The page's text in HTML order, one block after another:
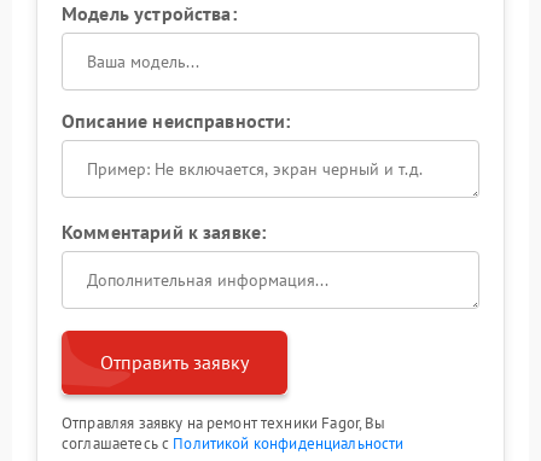
Модель устройства:
Описание неисправности:
Комментарий к заявке:
Отправить заявку
Отправляя заявку на ремонт техники Fagor, Вы
соглашаетесь с Политикой конфиденциальности